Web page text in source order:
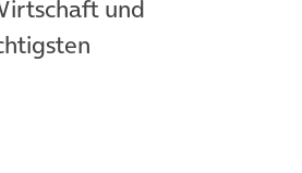
und
Tab)
in neuem Tab)